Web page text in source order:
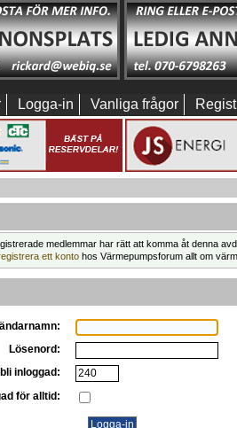
Logga-in Vanliga frågor
medlemmar har rätt att komma åt denna
ett konto hos Värmepumpsforum allt om
Lösenord:
inloggad:
för alltid: